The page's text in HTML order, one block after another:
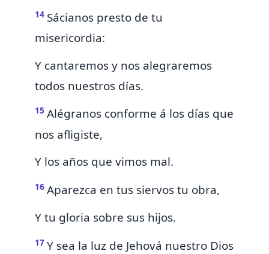
14 Sácianos presto de tu
misericordia:
Y cantaremos y nos alegraremos
todos nuestros días.
15 Alégranos conforme á los días que
nos afligiste,
Y los años que vimos mal.
16 Aparezca en tus siervos tu obra,
Y tu gloria sobre sus hijos.
17 Y sea la luz de Jehová nuestro Dios